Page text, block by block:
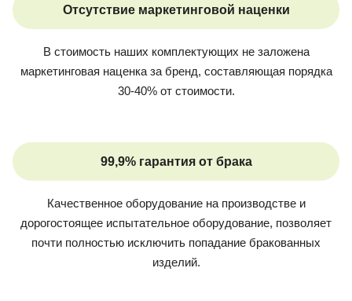
Отсутствие маркетинговой наценки
В стоимость наших комплектующих не заложена
маркетинговая наценка за бренд, составляющая порядка
30-40% от стоимости.
99,9% гарантия от брака
Качественное оборудование на производстве и
дорогостоящее испытательное оборудование, позволяет
почти полностью исключить попадание бракованных
изделий.